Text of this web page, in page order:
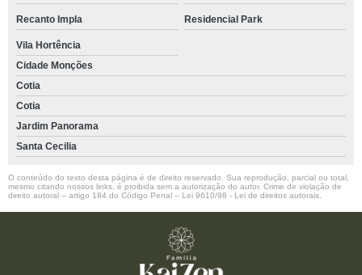
Recanto Impla Residencial Park
Vila Hortência
Cidade Monções
Cotia
Cotia
Jardim Panorama
Santa Cecilia
O conteúdo do texto desta página é de direito reservado. Sua reprodução, parcial ou total,
mesmo citando nossos links, é proibida sem a autorização do autor. Crime de violação de
direito autoral – artigo 184 do Código Penal – Lei 9610/98 - Lei de direitos autorais